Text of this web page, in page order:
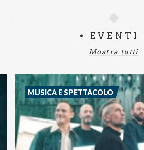
EVENTI
Mostra tutti
MUSICA E SPETTACOLO